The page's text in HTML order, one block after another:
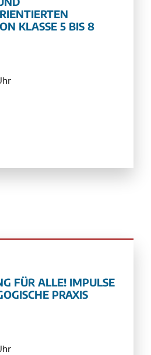
KLASSE 5 BIS 8
FÜR ALLE! IMPULSE
PRAXIS